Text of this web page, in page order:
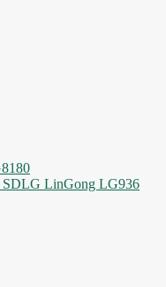
LinGong LG936